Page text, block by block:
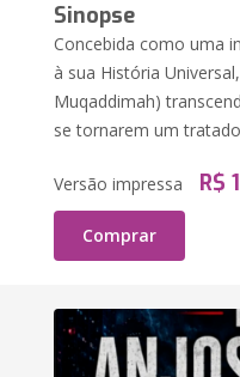
Sinopse
Concebida como uma
à sua História
Muqaddimah)
se tornarem um
Versão impressa R$
Comprar